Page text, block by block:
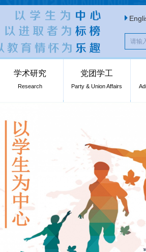
学术研究
Research
党团学工
Party & Union Affairs